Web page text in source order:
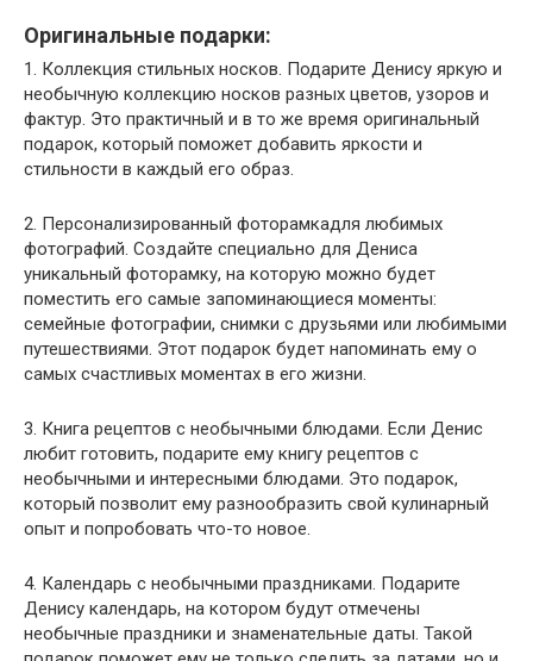
Оригинальные подарки:
1. Коллекция стильных носков. Подарите Денису яркую и
необычную коллекцию носков разных цветов, узоров и
фактур. Это практичный и в то же время оригинальный
подарок, который поможет добавить яркости и
стильности в каждый его образ.
2. Персонализированный фоторамкадля любимых
фотографий. Создайте специально для Дениса
уникальный фоторамку, на которую можно будет
поместить его самые запоминающиеся моменты:
семейные фотографии, снимки с друзьями или любимыми
путешествиями. Этот подарок будет напоминать ему о
самых счастливых моментах в его жизни.
3. Книга рецептов с необычными блюдами. Если Денис
любит готовить, подарите ему книгу рецептов с
необычными и интересными блюдами. Это подарок,
который позволит ему разнообразить свой кулинарный
опыт и попробовать что-то новое.
4. Календарь с необычными праздниками. Подарите
Денису календарь, на котором будут отмечены
необычные праздники и знаменательные даты. Такой